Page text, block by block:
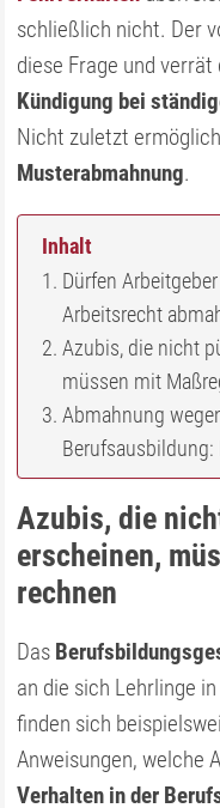
schließlich nicht. Der
diese Frage und
Kündigung bei
Nicht zuletzt
Musterabmahnung.
Inhalt
Dürfen
Arbeitsrecht
Azubis, die nicht
müssen mit
Abmahnung
Berufsausbildung:
Azubis, die
erscheinen,
rechnen
Das
an die sich Lehrlinge
finden sich
Anweisungen, welche
Verhalten in der